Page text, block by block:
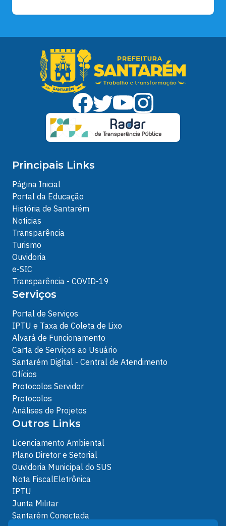
Principais Links
Página Inicial
Portal da Educação
História de Santarém
Noticias
Transparência
Turismo
Ouvidoria
e-SIC
Transparência - COVID-19
Serviços
Portal de Serviços
IPTU e Taxa de Coleta de Lixo
Alvará de Funcionamento
Carta de Serviços ao Usuário
Santarém Digital - Central de Atendimento
Ofícios
Protocolos Servidor
Protocolos
Análises de Projetos
Outros Links
Licenciamento Ambiental
Plano Diretor e Setorial
Ouvidoria Municipal do SUS
Nota FiscalEletrônica
IPTU
Junta Militar
Santarém Conectada